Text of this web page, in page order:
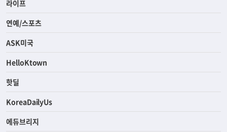
경제
라이프
연예/스포츠
ASK미국
HelloKtown
핫딜
KoreaDailyUs